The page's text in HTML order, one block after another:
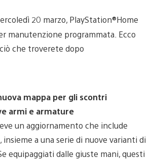
20 marzo, PlayStation®Home
manutenzione programmata. Ecco
che troverete dopo
mappa per gli scontri
armi e armature
un aggiornamento che include
a una serie di nuove varianti di
equipaggiati dalle giuste mani, questi